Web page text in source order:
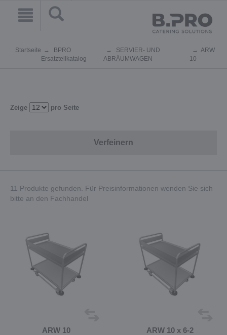
Startseite
BPRO
Ersatzteilkatalog
SERVIER- UND
ABRÄUMWAGEN
ARW
10
Zeige pro Seite
Verfeinern
11 Produkte gefunden. Für Preisinformationen wenden Sie sich
bitte an den Fachhandel
ARW 10 ARW 10 x 6-2